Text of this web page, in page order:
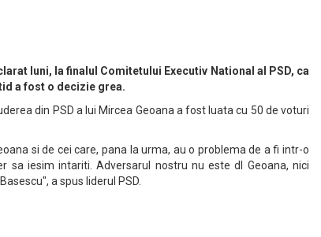
luni, la finalul Comitetului Executiv National al PSD, ca
a fost o decizie grea.
din PSD a lui Mircea Geoana a fost luata cu 50 de voturi
si de cei care, pana la urma, au o problema de a fi intr-o
sa iesim intariti. Adversarul nostru nu este dl Geoana, nici
a spus liderul PSD.